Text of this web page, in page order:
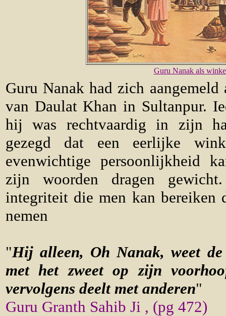
Guru Nanak als
Guru Nanak had zich
van Daulat Khan in Sultanpur.
hij was rechtvaardig in zijn
gezegd dat een eerlijke
evenwichtige persoonlijkheid
zijn woorden dragen
integriteit die men kan bereiken
nemen
"Hij alleen, Oh Nanak, weet
met het zweet op zijn
vervolgens deelt met anderen"
Guru Granth Sahib Ji , (pg 472)